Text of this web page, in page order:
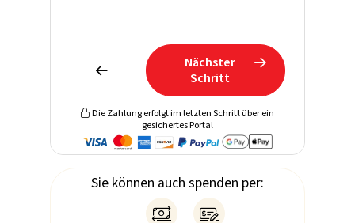

Nächster
Schritt

 Die Zahlung erfolgt im letzten Schritt über ein
gesichertes Portal
Sie können auch spenden per:
 